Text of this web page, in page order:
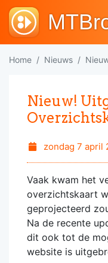
Home Nieuws
Nieuw!
zondag 7 april
Vaak kwam het
overzichtskaart
geprojecteerd
Na de recente
dit ook tot de
website is